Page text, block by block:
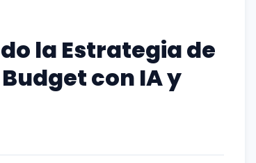
la Estrategia de
con IA y